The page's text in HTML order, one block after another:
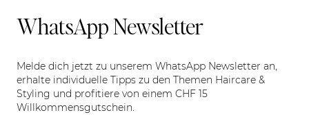
WhatsApp Newsletter
Melde dich jetzt zu unserem WhatsApp Newsletter an,
erhalte individuelle Tipps zu den Themen Haircare &
Styling und profitiere von einem CHF 15
Willkommensgutschein.